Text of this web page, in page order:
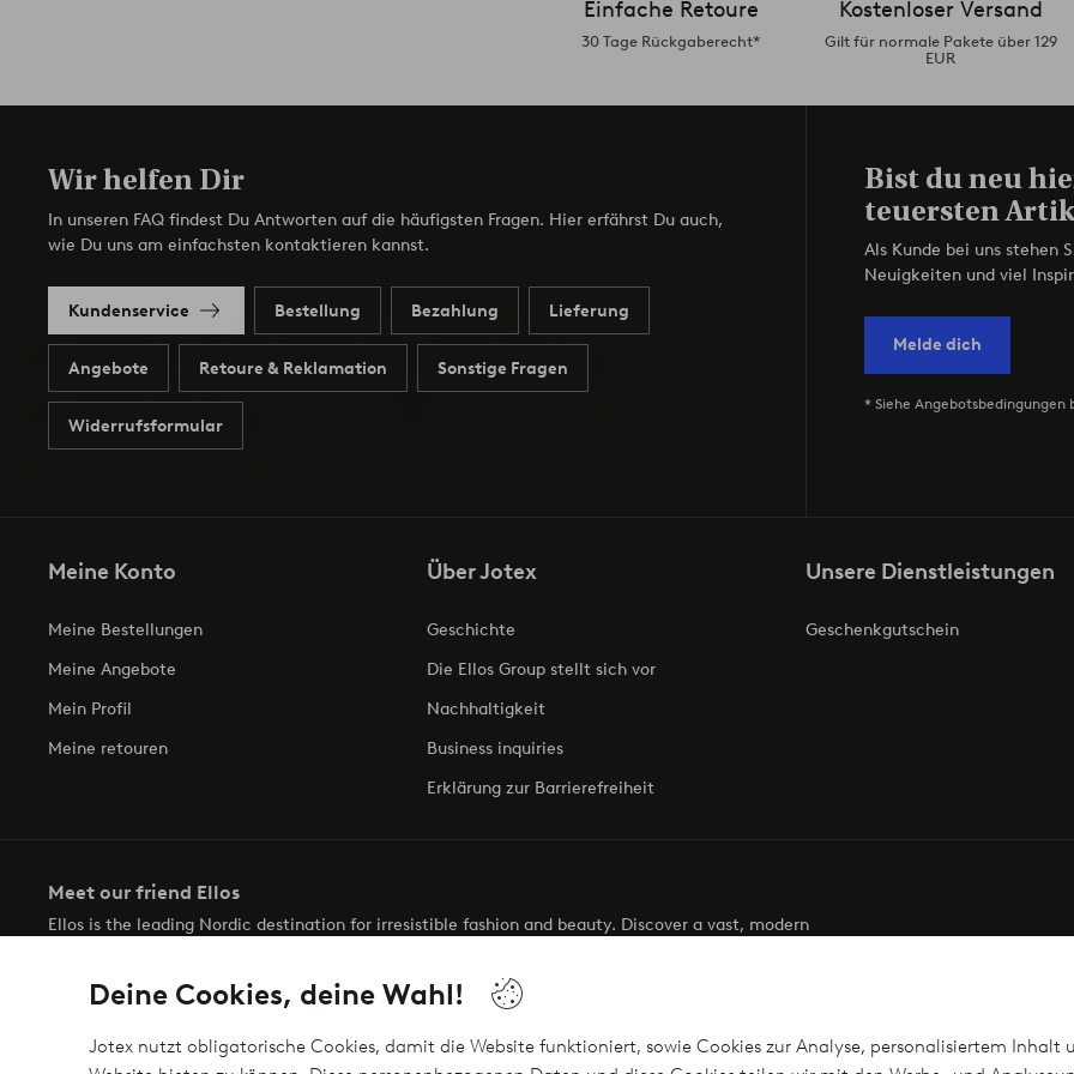
Deine Cookies, deine Wahl!
Jotex nutzt obligatorische Cookies, damit die Website funktioniert, sowie Cookies zur Analyse, personalisiertem Inhalt
Einfache Retoure
30 Tage Rückgaberecht*
Kostenloser Versand
Gilt für normale Pakete über 129
EUR
Wir helfen Dir
In unseren FAQ findest Du Antworten auf die häufigsten Fragen. Hier erfährst Du auch,
wie Du uns am einfachsten kontaktieren kannst.
Kundenservice Bestellung Bezahlung Lieferung
Angebote Retoure & Reklamation Sonstige Fragen
Widerrufsformular
Bist du neu
teuersten
Als Kunde bei uns stehen
Neuigkeiten und viel
Melde dich
* Siehe Angebotsbedingungen
Meine Konto
Meine Bestellungen
Meine Angebote
Mein Profil
Meine retouren
Über Jotex
Geschichte
Die Ellos Group stellt sich vor
Nachhaltigkeit
Business inquiries
Erklärung zur Barrierefreiheit
Unsere Dienstleistungen
Geschenkgutschein
Meet our friend Ellos
Ellos is the leading Nordic destination for irresistible fashion and beauty. Discover a vast, modern